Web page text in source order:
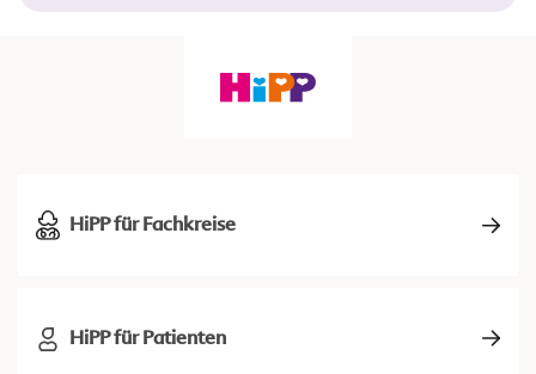
HiPP für Fachkreise
HiPP für Patienten